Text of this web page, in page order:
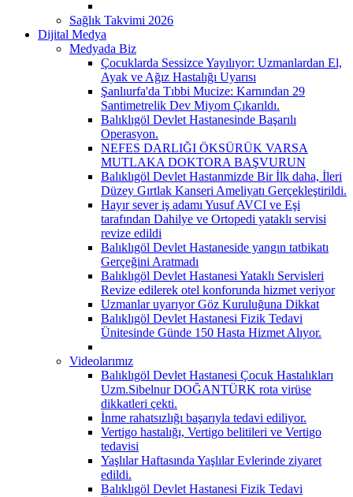
Sağlık Takvimi 2026
Dijital Medya
Medyada Biz
Çocuklarda Sessizce Yayılıyor: Uzmanlardan El,
Ayak ve Ağız Hastalığı Uyarısı
Şanlıurfa'da Tıbbi Mucize: Karnından 29
Santimetrelik Dev Miyom Çıkarıldı.
Balıklıgöl Devlet Hastanesinde Başarılı
Operasyon.
NEFES DARLIĞI ÖKSÜRÜK VARSA
MUTLAKA DOKTORA BAŞVURUN
Balıklıgöl Devlet Hastanmizde Bir İlk daha, İleri
Düzey Gırtlak Kanseri Ameliyatı Gerçekleştirildi.
Hayır sever iş adamı Yusuf AVCI ve Eşi
tarafından Dahilye ve Ortopedi yataklı servisi
revize edildi
Balıklıgöl Devlet Hastaneside yangın tatbikatı
Gerçeğini Aratmadı
Balıklıgöl Devlet Hastanesi Yataklı Servisleri
Revize edilerek otel konforunda hizmet veriyor
Uzmanlar uyarıyor Göz Kuruluğuna Dikkat
Balıklıgöl Devlet Hastanesi Fizik Tedavi
Ünitesinde Günde 150 Hasta Hizmet Alıyor.
Videolarımız
Balıklıgöl Devlet Hastanesi Çocuk Hastalıkları
Uzm.Sibelnur DOĞANTÜRK rota virüse
dikkatleri çekti.
İnme rahatsızlığı başarıyla tedavi ediliyor.
Vertigo hastalığı, Vertigo belitileri ve Vertigo
tedavisi
Yaşlılar Haftasında Yaşlılar Evlerinde ziyaret
edildi.
Balıklıgöl Devlet Hastanesi Fizik Tedavi